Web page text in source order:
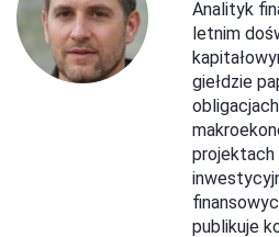
Analityk
letnim
giełdzie
projektach
publikuje